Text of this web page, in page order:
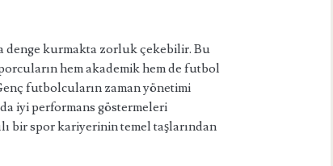
denge kurmakta zorluk çekebilir. Bu
hem akademik hem de futbol
futbolcuların zaman yönetimi
iyi performans göstermeleri
bir spor kariyerinin temel taşlarından